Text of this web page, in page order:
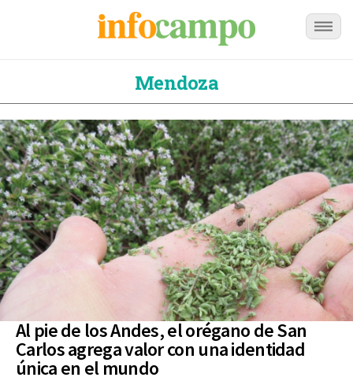
Mendoza
Al pie de los Andes, el orégano de San
Carlos agrega valor con una identidad
única en el mundo